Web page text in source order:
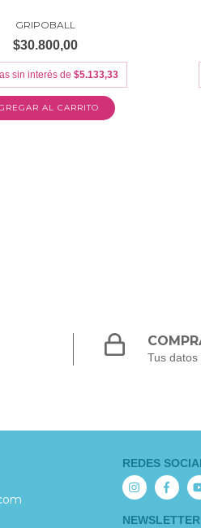
GRIPOBALL
$30.800,00
sin interés de $5.133,33
AL CARRITO
Tus
REDES
NEWSLETTER